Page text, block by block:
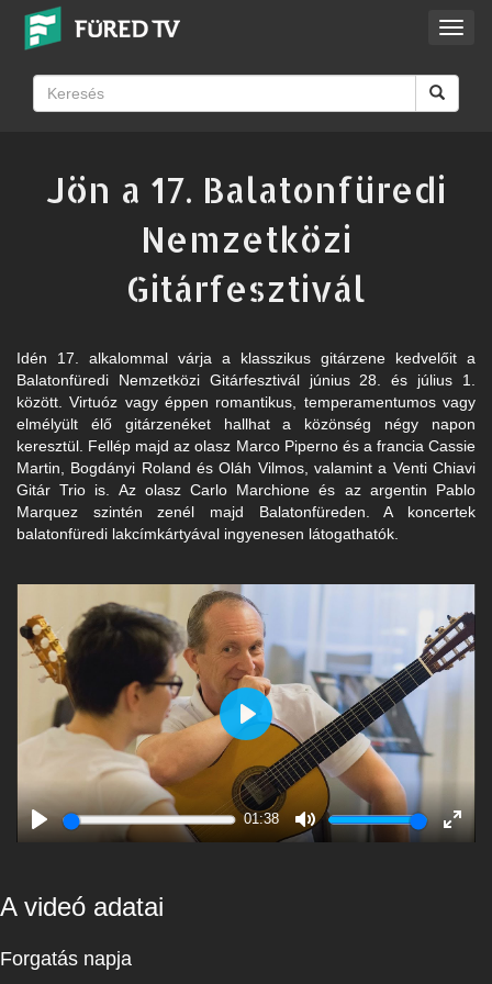
Jön a 17. Balatonfüredi
Nemzetközi
Gitárfesztivál
Idén 17. alkalommal várja a klasszikus gitárzene kedvelőit a
Balatonfüredi Nemzetközi Gitárfesztivál június 28. és július 1.
között. Virtuóz vagy éppen romantikus, temperamentumos vagy
elmélyült élő gitárzenéket hallhat a közönség négy napon
keresztül. Fellép majd az olasz Marco Piperno és a francia Cassie
Martin, Bogdányi Roland és Oláh Vilmos, valamint a Venti Chiavi
Gitár Trio is. Az olasz Carlo Marchione és az argentin Pablo
Marquez szintén zenél majd Balatonfüreden. A koncertek
balatonfüredi lakcímkártyával ingyenesen látogathatók.
Play
01:38
Mute
Enter
Play
A videó adatai
Forgatás napja